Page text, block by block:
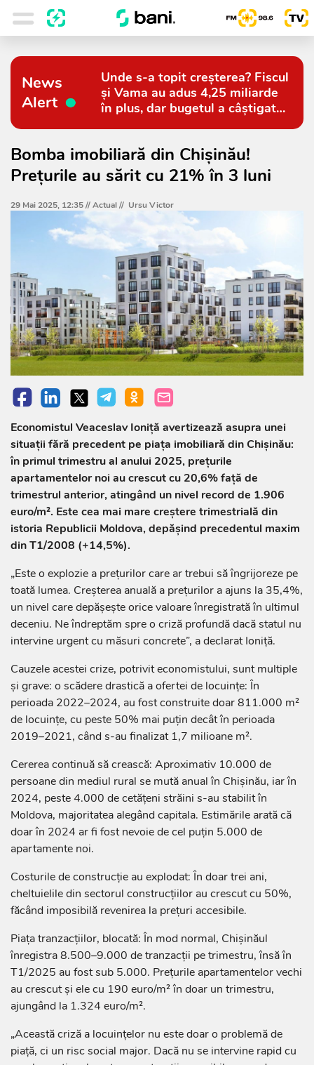
News
Alert
Unde s-a topit creșterea? Fiscul
și Vama au adus 4,25 miliarde
în plus, dar bugetul a câștigat
Bomba imobiliară din Chișinău!
Prețurile au sărit cu 21% în 3 luni
29 Mai 2025, 12:35 //Actual// Ursu Victor
Economistul Veaceslav Ioniță avertizează asupra unei
situații fără precedent pe piața imobiliară din Chișinău:
în primul trimestru al anului 2025, prețurile
apartamentelor noi au crescut cu 20,6% față de
trimestrul anterior, atingând un nivel record de 1.906
euro/m². Este cea mai mare creștere trimestrială din
istoria Republicii Moldova, depășind precedentul maxim
din T1/2008 (+14,5%).
„Este o explozie a prețurilor care ar trebui să îngrijoreze pe
toată lumea. Creșterea anuală a prețurilor a ajuns la 35,4%,
un nivel care depășește orice valoare înregistrată în ultimul
deceniu. Ne îndreptăm spre o criză profundă dacă statul nu
intervine urgent cu măsuri concrete”, a declarat Ioniță.
Cauzele acestei crize, potrivit economistului, sunt multiple
și grave: o scădere drastică a ofertei de locuințe: În
perioada 2022–2024, au fost construite doar 811.000 m²
de locuințe, cu peste 50% mai puțin decât în perioada
2019–2021, când s-au finalizat 1,7 milioane m².
Cererea continuă să crească: Aproximativ 10.000 de
persoane din mediul rural se mută anual în Chișinău, iar în
2024, peste 4.000 de cetățeni străini s-au stabilit în
Moldova, majoritatea alegând capitala. Estimările arată că
doar în 2024 ar fi fost nevoie de cel puțin 5.000 de
apartamente noi.
Costurile de construcție au explodat: În doar trei ani,
cheltuielile din sectorul construcțiilor au crescut cu 50%,
făcând imposibilă revenirea la prețuri accesibile.
Piața tranzacțiilor, blocată: În mod normal, Chișinăul
înregistra 8.500–9.000 de tranzacții pe trimestru, însă în
T1/2025 au fost sub 5.000. Prețurile apartamentelor vechi
au crescut și ele cu 190 euro/m² în doar un trimestru,
ajungând la 1.324 euro/m².
„Această criză a locuințelor nu este doar o problemă de
piață, ci un risc social major. Dacă nu se intervine rapid cu